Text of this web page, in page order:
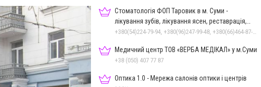
Стоматологія ФОП Таровик в м. Суми -
лікування зубів, лікування ясен, реставрація,
протезування
Медичний центр ТОВ «ВЕРБА МЕДІКАЛ» у м.Суми
+38 (050) 407 77 87
Оптика 1.0 - Мережа салонів оптики і центрів